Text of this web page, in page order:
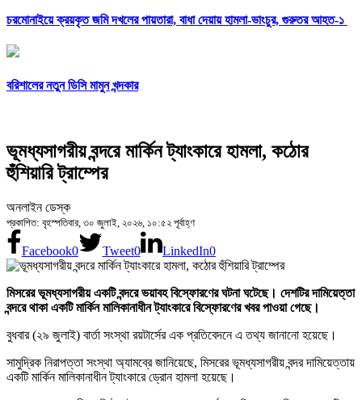
চরমোনাইয়ে ক্রয়কৃত জমি দখলের পায়তারা, বাধা দেয়ায় হামলা-ভাংচুর, গুরুতর আহত-১
বরিশালের নতুন ডিসি মামুন খন্দকার
ভূমধ্যসাগরীয় বন্দরে মার্কিন ট্যাংকারে হামলা, কঠোর
হুঁশিয়ারি ট্রাম্পের
অনলাইন ডেস্ক
প্রকাশিত: বৃহস্পতিবার, ৩০ জুলাই, ২০২৬, ১০:৫২ পূর্বাহ্ণ
Facebook0 Tweet0 LinkedIn0
মিসরের ভূমধ্যসাগরীয় একটি বন্দরে ভয়াবহ বিস্ফোরণের ঘটনা ঘটেছে। দেশটির দামিয়েত্তা
বন্দরে থাকা একটি মার্কিন মালিকানাধীন ট্যাংকারে বিস্ফোরণের খবর পাওয়া গেছে।
বুধবার (২৯ জুলাই) বার্তা সংস্থা রয়টার্সের এক প্রতিবেদনে এ তথ্য জানানো হয়েছে।
সামুদ্রিক নিরাপত্তা সংস্থা অ্যামব্রে জানিয়েছে, মিসরের ভূমধ্যসাগরীয় বন্দর দামিয়েত্তায়
একটি মার্কিন মালিকানাধীন ট্যাংকারে ড্রোন হামলা হয়েছে।